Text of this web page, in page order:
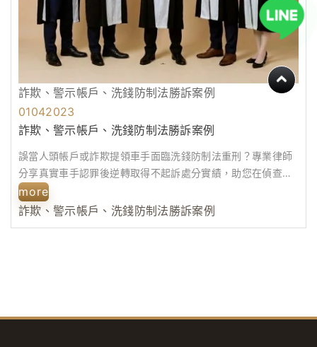
詐欺、警示帳戶、洗錢防制法勝訴案例
01042023
詐欺、警示帳戶、洗錢防制法勝訴案例
誤當人頭帳戶或詐欺提領車手面臨洗錢防制法重刑？專業律師
分享真實車手認罪後逆轉取得不起訴處分實績，助您在偵查階
段守護清白。
more
詐欺、警示帳戶、洗錢防制法勝訴案例